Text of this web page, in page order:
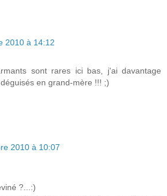
2010 à 14:12
sont rares ici bas, j'ai davantage
en grand-mère !!! ;)
2010 à 10:07
?...:)